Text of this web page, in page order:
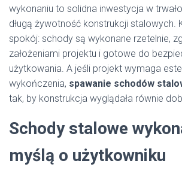
wykonaniu to solidna inwestycja w
długą żywotność konstrukcji stalowych.
spokój: schody są wykonane rzetelnie,
założeniami projektu i gotowe do
użytkowania. A jeśli projekt wymaga
wykończenia, spawanie schodów
tak, by konstrukcja wyglądała równie
Schody stalowe
myślą o użytkowniku